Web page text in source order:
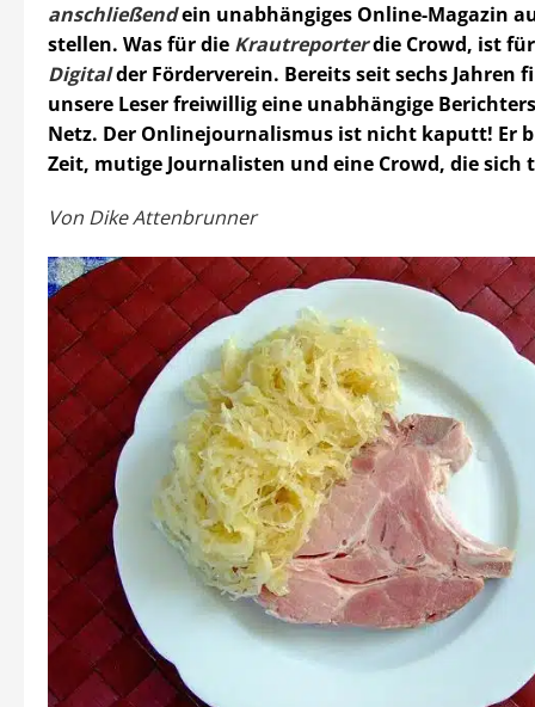
anschließendein unabhängiges Online-Magazin
stellen. Was für die Krautreporterdie Crowd, ist
Digitalder Förderverein. Bereits seit sechs Jahren
unsere Leser freiwillig eine unabhängige
Netz. Der Onlinejournalismus ist nicht kaputt! Er
Zeit, mutige Journalisten und eine Crowd, die
Von Dike Attenbrunner